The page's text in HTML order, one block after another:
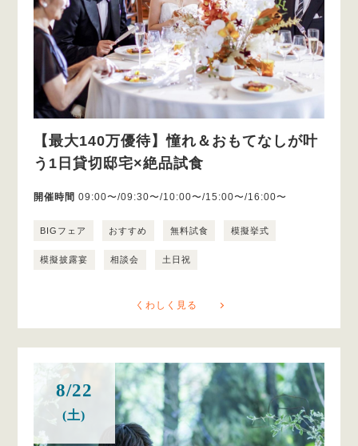
【最大140万優待】憧れ＆おもてなしが叶
う1日貸切邸宅×絶品試食
開催時間 09:00〜/09:30〜/10:00〜/15:00〜/16:00〜
BIGフェア おすすめ 無料試食 模擬挙式
模擬披露宴 相談会 土日祝
くわしく見る
8/22
(土)